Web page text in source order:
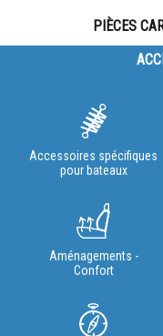
PIÈCES
Accessoires spécifiques
pour bateaux
Aménagements -
Confort